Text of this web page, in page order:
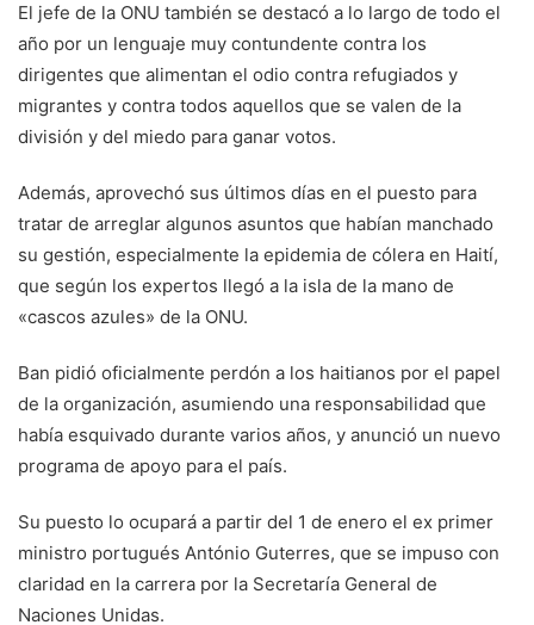
El jefe de la ONU también se destacó a lo largo de todo el
año por un lenguaje muy contundente contra los
dirigentes que alimentan el odio contra refugiados y
migrantes y contra todos aquellos que se valen de la
división y del miedo para ganar votos.
Además, aprovechó sus últimos días en el puesto para
tratar de arreglar algunos asuntos que habían manchado
su gestión, especialmente la epidemia de cólera en Haití,
que según los expertos llegó a la isla de la mano de
«cascos azules» de la ONU.
Ban pidió oficialmente perdón a los haitianos por el papel
de la organización, asumiendo una responsabilidad que
había esquivado durante varios años, y anunció un nuevo
programa de apoyo para el país.
Su puesto lo ocupará a partir del 1 de enero el ex primer
ministro portugués António Guterres, que se impuso con
claridad en la carrera por la Secretaría General de
Naciones Unidas.